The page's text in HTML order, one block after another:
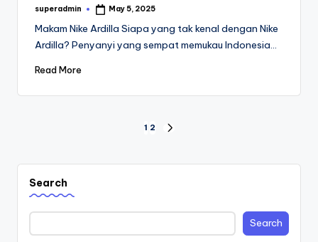
Posted
superadmin May 5, 2025
Makam Nike Ardilla Siapa yang tak kenal dengan Nike
Ardilla? Penyanyi yang sempat memukau Indonesia…
Read More
pagination
1 2
Search
Search